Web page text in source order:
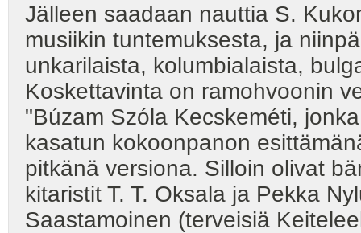
Jälleen saadaan nauttia S.
musiikin tuntemuksesta, ja
unkarilaista, kolumbialaista,
Koskettavinta on ramohvoonin
"Búzam Szóla Kecskeméti,
kasatun kokoonpanon
pitkänä versiona. Silloin olivat
kitaristit T. T. Oksala ja Pekka
Saastamoinen (terveisiä